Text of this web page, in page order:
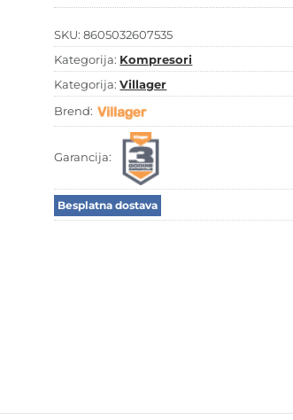
SKU:8605032607535
Kategorija: Kompresori
Kategorija:Villager
Brend:
Garancija:
Besplatna dostava